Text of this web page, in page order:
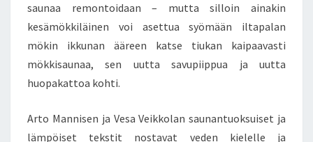
E
T
.
.
.
saunaa remontoidaan – mutta silloin ainakin
kesämökkiläinen voi asettua syömään iltapalan
mökin ikkunan ääreen katse tiukan kaipaavasti
mökkisaunaa, sen uutta savupiippua ja uutta
huopakattoa kohti.
Arto Mannisen ja Vesa Veikkolan saunantuoksuiset ja
lämpöiset tekstit nostavat veden kielelle ja